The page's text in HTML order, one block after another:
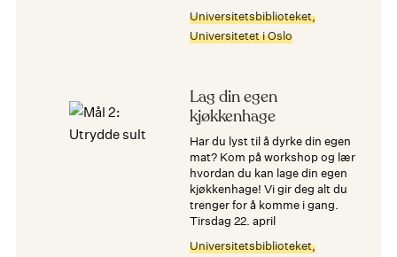
Universitetsbiblioteket,
Universitetet i Oslo
Lag din egen
kjøkkenhage
Har du lyst til å dyrke din egen
mat? Kom på workshop og lær
hvordan du kan lage din egen
kjøkkenhage! Vi gir deg alt du
trenger for å komme i gang.
tirsdag 22. april
Universitetsbiblioteket,